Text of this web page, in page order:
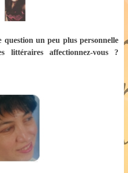
un peu plus personnelle
littéraires affectionnez-vous ?